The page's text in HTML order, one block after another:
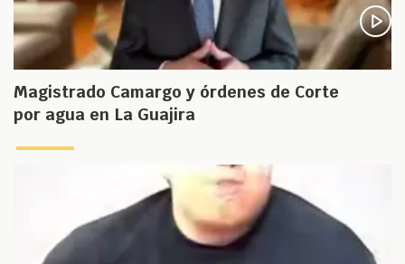
Magistrado Camargo y órdenes de Corte
por agua en La Guajira